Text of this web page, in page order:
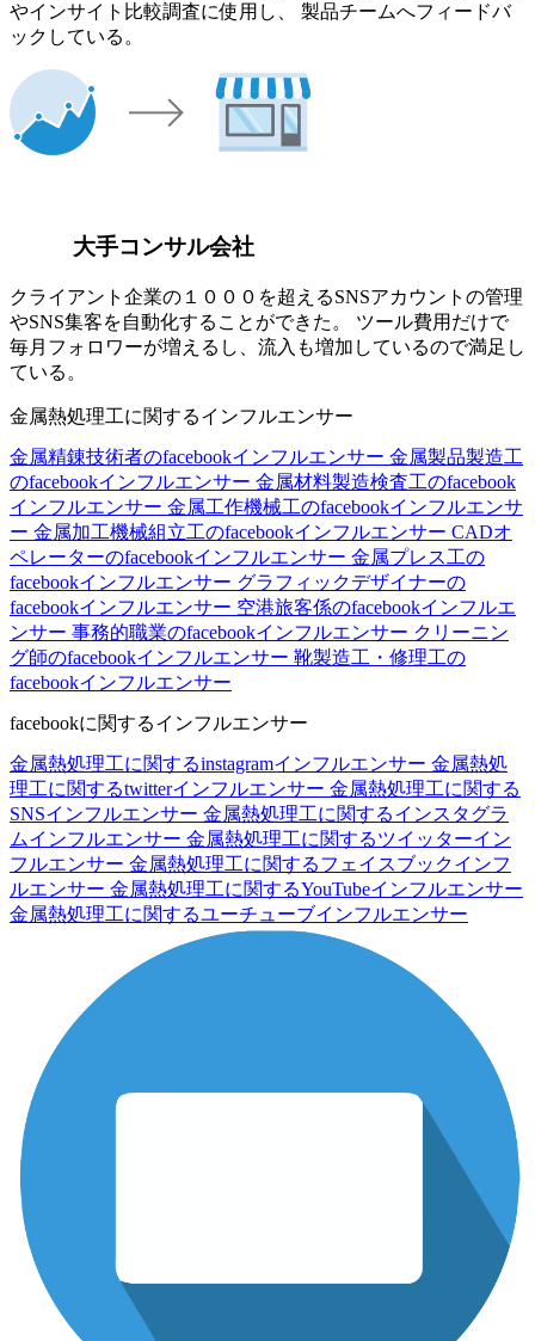
やインサイト比較調査に使用し、 製品チームへフィードバ
ックしている。
大手コンサル会社
クライアント企業の１０００を超えるSNSアカウントの管理
やSNS集客を自動化することができた。 ツール費用だけで
毎月フォロワーが増えるし、流入も増加しているので満足し
ている。
金属熱処理工に関するインフルエンサー
金属精錬技術者のfacebookインフルエンサー 金属製品製造工
のfacebookインフルエンサー 金属材料製造検査工のfacebook
インフルエンサー 金属工作機械工のfacebookインフルエンサ
ー 金属加工機械組立工のfacebookインフルエンサー CADオ
ペレーターのfacebookインフルエンサー 金属プレス工の
facebookインフルエンサー グラフィックデザイナーの
facebookインフルエンサー 空港旅客係のfacebookインフルエ
ンサー 事務的職業のfacebookインフルエンサー クリーニン
グ師のfacebookインフルエンサー 靴製造工・修理工の
facebookインフルエンサー
facebookに関するインフルエンサー
金属熱処理工に関するinstagramインフルエンサー 金属熱処
理工に関するtwitterインフルエンサー 金属熱処理工に関する
SNSインフルエンサー 金属熱処理工に関するインスタグラ
ムインフルエンサー 金属熱処理工に関するツイッターイン
フルエンサー 金属熱処理工に関するフェイスブックインフ
ルエンサー 金属熱処理工に関するYouTubeインフルエンサー
金属熱処理工に関するユーチューブインフルエンサー